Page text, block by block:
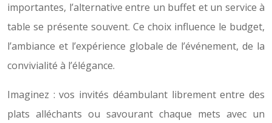
importantes, l’alternative entre un buffet et un service à
table se présente souvent. Ce choix influence le budget,
l’ambiance et l’expérience globale de l’événement, de la
convivialité à l’élégance.
Imaginez : vos invités déambulant librement entre des
plats alléchants ou savourant chaque mets avec un